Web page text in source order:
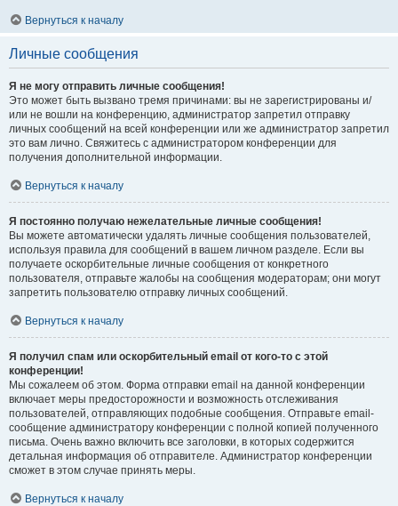
Вернуться к началу
Личные сообщения
Я не могу отправить личные сообщения!
Это может быть вызвано тремя причинами: вы не зарегистрированы и/
или не вошли на конференцию, администратор запретил отправку
личных сообщений на всей конференции или же администратор запретил
это вам лично. Свяжитесь с администратором конференции для
получения дополнительной информации.
Вернуться к началу
Я постоянно получаю нежелательные личные сообщения!
Вы можете автоматически удалять личные сообщения пользователей,
используя правила для сообщений в вашем личном разделе. Если вы
получаете оскорбительные личные сообщения от конкретного
пользователя, отправьте жалобы на сообщения модераторам; они могут
запретить пользователю отправку личных сообщений.
Вернуться к началу
Я получил спам или оскорбительный email от кого-то с этой
конференции!
Мы сожалеем об этом. Форма отправки email на данной конференции
включает меры предосторожности и возможность отслеживания
пользователей, отправляющих подобные сообщения. Отправьте email-
сообщение администратору конференции с полной копией полученного
письма. Очень важно включить все заголовки, в которых содержится
детальная информация об отправителе. Администратор конференции
сможет в этом случае принять меры.
Вернуться к началу